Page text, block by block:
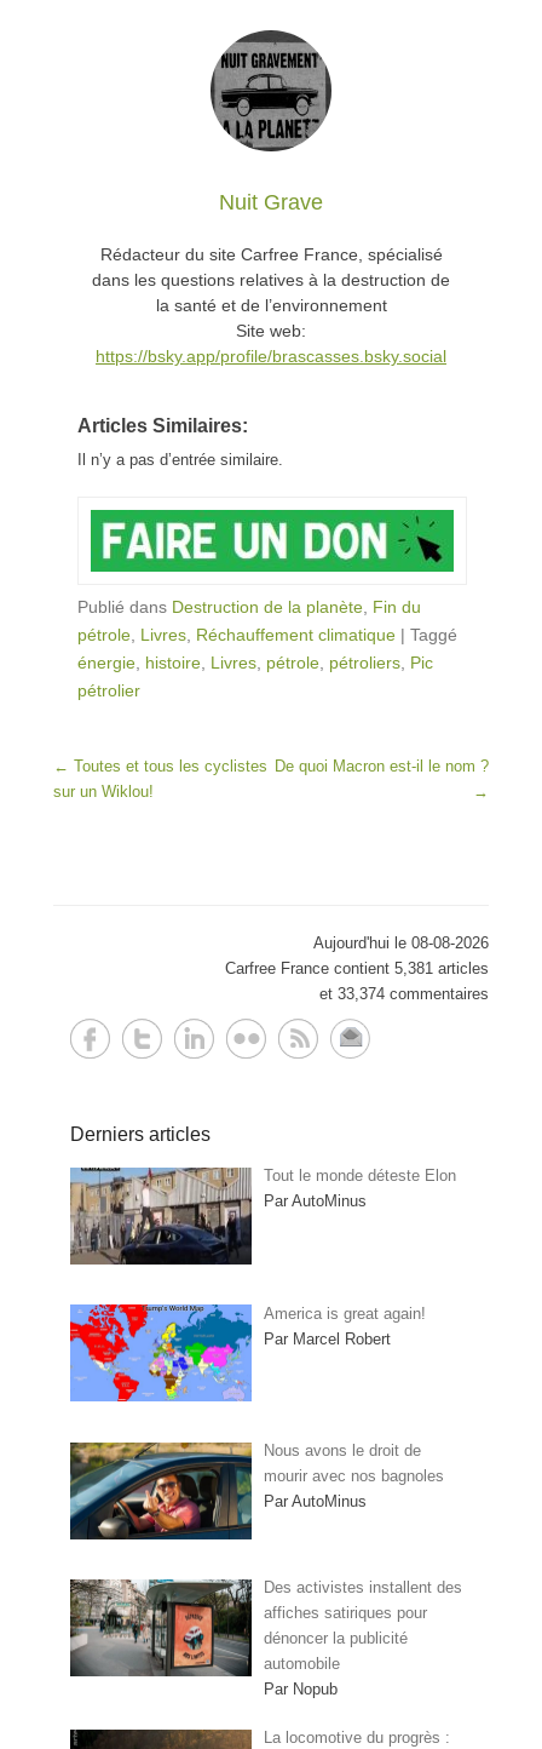
Nuit Grave
Rédacteur du site Carfree France, spécialisé
dans les questions relatives à la destruction de
la santé et de l’environnement
Site web:
https://bsky.app/profile/brascasses.bsky.social
Articles Similaires:
Il n’y a pas d’entrée similaire.
Publié dans Destruction de la planète, Fin du
pétrole, Livres, Réchauffement climatique | Taggé
énergie, histoire, Livres, pétrole, pétroliers, Pic
pétrolier
Post navigation
← Toutes et tous les cyclistes
sur un Wiklou!
De quoi Macron est-il le nom ?
→
Aujourd'hui le 08-08-2026
Carfree France contient 5,381 articles
et 33,374 commentaires
Derniers articles
Tout le monde déteste Elon
Par AutoMinus
America is great again!
Par Marcel Robert
Nous avons le droit de
mourir avec nos bagnoles
Par AutoMinus
Des activistes installent des
affiches satiriques pour
dénoncer la publicité
automobile
Par Nopub
La locomotive du progrès :